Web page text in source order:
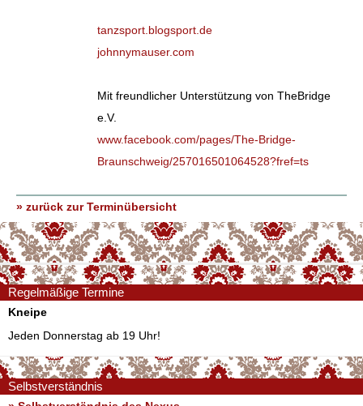
tanzsport.blogsport.de
johnnymauser.com
Mit freundlicher Unterstützung von TheBridge
e.V.
www.facebook.com/pages/The-Bridge-
Braunschweig/257016501064528?fref=ts
» zurück zur Terminübersicht
Regelmäßige Termine
Kneipe
Jeden Donnerstag ab 19 Uhr!
Selbstverständnis